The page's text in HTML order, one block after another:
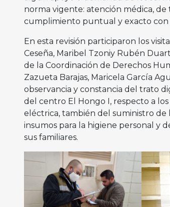
norma vigente: atención médica, de
cumplimiento puntual y exacto con
En esta revisión participaron los
Ceseña, Maribel Tzoniy Rubén
de la Coordinación de Derechos
Zazueta Barajas, Maricela García
observancia y constancia del trato
del centro El Hongo I, respecto a
eléctrica, también del suministro
insumos para la higiene personal y
sus familiares.